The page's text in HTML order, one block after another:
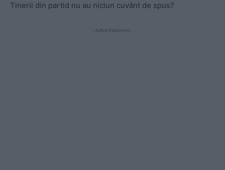
Tinerii din partid nu au niciun cuvânt de spus?
- Advertisement -